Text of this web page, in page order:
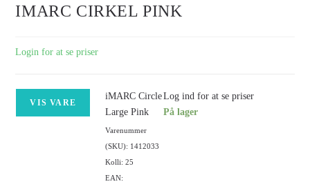
IMARC CIRKEL PINK
Login for at se priser
VIS VARE
iMARC Circle
Large Pink
Varenummer
(SKU): 1412033
Kolli: 25
EAN:
Log ind for at se priser
På lager